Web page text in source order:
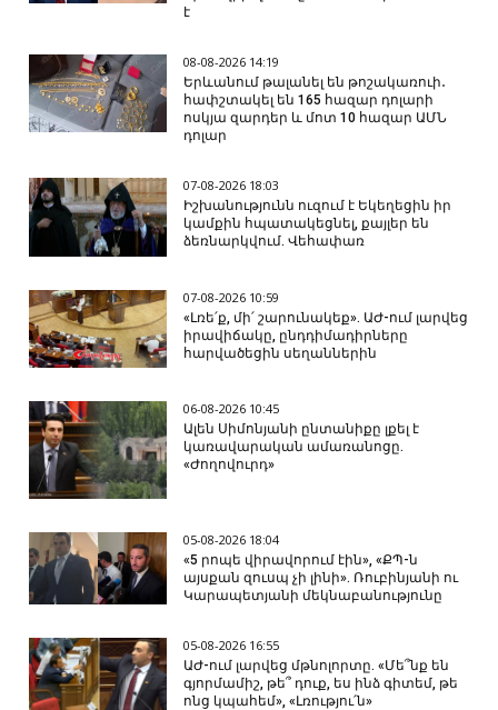
է
08-08-2026 14:19
Երևանում թալանել են թոշակառուի․
հափշտակել են 165 հազար դոլարի
ոսկյա զարդեր և մոտ 10 հազար ԱՄՆ
դոլար
07-08-2026 18:03
Իշխանությունն ուզում է Եկեղեցին իր
կամքին հպատակեցնել, քայլեր են
ձեռնարկվում. Վեհափառ
07-08-2026 10:59
«Լռե՛ք, մի՛ շարունակեք». ԱԺ-ում լարվեց
իրավիճակը, ընդդիմադիրները
հարվածեցին սեղաններին
06-08-2026 10:45
Ալեն Սիմոնյանի ընտանիքը լքել է
կառավարական ամառանոցը.
«Ժողովուրդ»
05-08-2026 18:04
«5 րոպե վիրավորում էին», «ՔՊ-ն
այսքան զուսպ չի լինի». Ռուբինյանի ու
Կարապետյանի մեկնաբանությունը
05-08-2026 16:55
ԱԺ-ում լարվեց մթնոլորտը. «Մե՞նք են
գյորմամիշ, թե՞ դուք, ես ինձ գիտեմ, թե
ոնց կպահեմ», «Լռությու՛ն»